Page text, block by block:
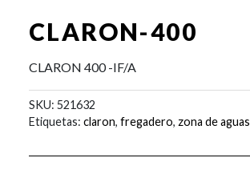
CLARON-400
CLARON 400 -IF/A
SKU: 521632
Etiquetas: claron, fregadero, zona de aguas